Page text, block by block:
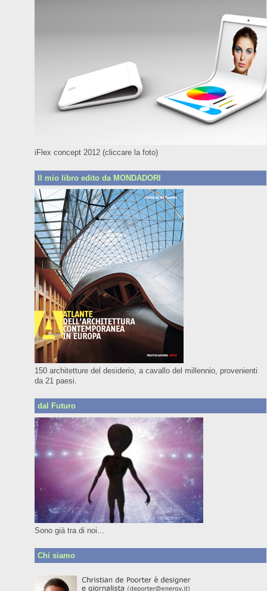
iFlex concept 2012 (cliccare la foto)
Il mio libro edito da MONDADORI
150 architetture del desiderio, a cavallo del millennio, provenienti
da 21 paesi.
dal Futuro
Sono già tra di noi...
Chi siamo